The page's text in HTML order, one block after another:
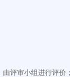
评审小组进行评价